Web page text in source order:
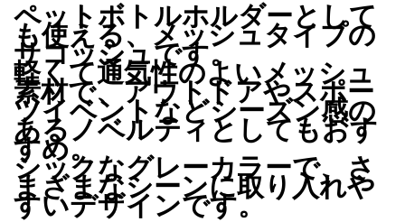
ペットボトルホルダーとして
も使える、メッシュタイプの
サコッシュです。
軽くて通気性のよいメッシュ
素材で、アウトドアやスポー
ツイベントなどシーズン感の
あるノベルティとしてもおす
すめ。
シックなグレーカラーで、さ
まざまなシーンに取り入れや
すいデザインです。